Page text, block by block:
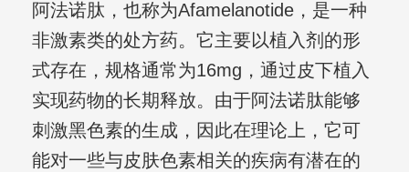
阿法诺肽，也称为Afamelanotide，是一种
非激素类的处方药。它主要以植入剂的形
式存在，规格通常为16mg，通过皮下植入
实现药物的长期释放。由于阿法诺肽能够
刺激黑色素的生成，因此在理论上，它可
能对一些与皮肤色素相关的疾病有潜在的